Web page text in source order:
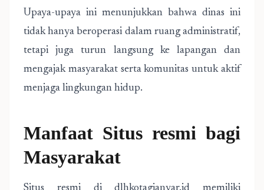
Upaya-upaya ini menunjukkan bahwa dinas ini
tidak hanya beroperasi dalam ruang administratif,
tetapi juga turun langsung ke lapangan dan
mengajak masyarakat serta komunitas untuk aktif
menjaga lingkungan hidup.
Manfaat Situs resmi bagi
Masyarakat